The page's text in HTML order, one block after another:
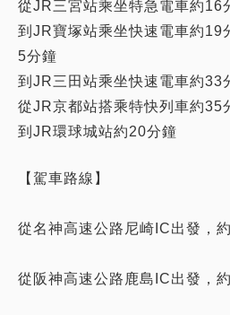
從JR三宮站乘坐特急電車約16
到JR寶塚站乘坐快速電車約19
5分鐘
到JR三田站乘坐快速電車約33
從JR京都站搭乘特快列車約35
到JR環球城站約20分鐘
【駕車路線】
從名神高速公路尼崎IC出發，
從阪神高速公路鹿島IC出發，